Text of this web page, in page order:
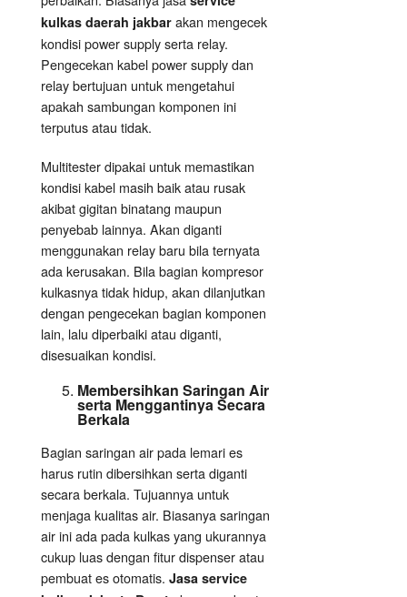
kulkas daerah jakbar akan mengecek
kondisi power supply serta relay.
Pengecekan kabel power supply dan
relay bertujuan untuk mengetahui
apakah sambungan komponen ini
terputus atau tidak.
Multitester dipakai untuk memastikan
kondisi kabel masih baik atau rusak
akibat gigitan binatang maupun
penyebab lainnya. Akan diganti
menggunakan relay baru bila ternyata
ada kerusakan. Bila bagian kompresor
kulkasnya tidak hidup, akan dilanjutkan
dengan pengecekan bagian komponen
lain, lalu diperbaiki atau diganti,
disesuaikan kondisi.
Membersihkan Saringan Air
serta Menggantinya Secara
Berkala
Bagian saringan air pada lemari es
harus rutin dibersihkan serta diganti
secara berkala. Tujuannya untuk
menjaga kualitas air. Biasanya saringan
air ini ada pada kulkas yang ukurannya
cukup luas dengan fitur dispenser atau
pembuat es otomatis. Jasa service